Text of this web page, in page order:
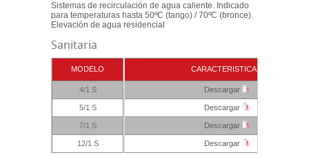
Sistemas de recirculación de agua caliente. Indicado
para temperaturas hasta 50ºC (tango) / 70ºC (bronce).
Elevación de agua residencial
Sanitaria
CARACTERISTICAS
Descargar
Descargar
Descargar
Descargar
MODELO
4/1 S
5/1 S
7/1 S
12/1 S